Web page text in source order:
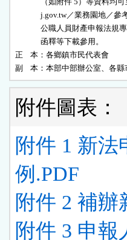
j.gov.tw／業務園
公職人員財產申報
函釋等
正    本：各鄉鎮
副    本：本部中部辦公室、各
附件圖表：
附件 1 新
例.PDF
附件 2 補辦
附件 3 申報